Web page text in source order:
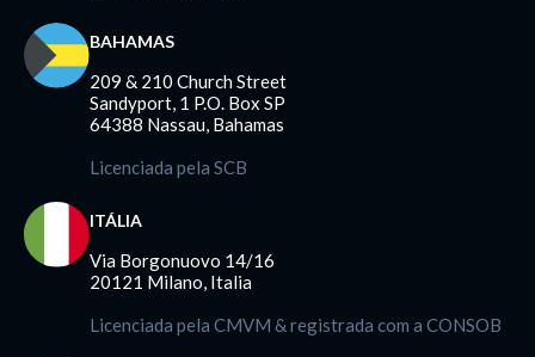
BAHAMAS
209 & 210 Church Street
Sandyport, 1 P.O. Box SP
64388 Nassau, Bahamas
Licenciada pela SCB
ITÁLIA
Via Borgonuovo 14/16
20121 Milano, Italia
Licenciada pela CMVM & registrada com a CONSOB